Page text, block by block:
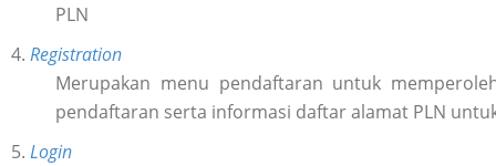
PLN
4. Registration
Merupakan menu pendaftaran untuk
pendaftaran serta informasi daftar alamat PLN
5. Login